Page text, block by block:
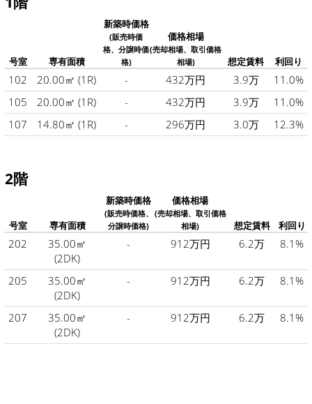
号室 専有面積
新築時価格
(販売時価
格、分譲時価
格)
価格相場
(売却相場、取引価格
相場)
想定賃料 利回り
102 20.00㎡ (1R) - 432万円 3.9万
11.0%
105
20.00㎡ (1R) - 432万円 3.9万
11.0%
107
14.80㎡ (1R) - 296万円 3.0万 12.3%
2階
号室 専有面積
新築時価格
(販売時価格、
分譲時価格)
価格相場
(売却相場、取引価格
相場)
想定賃料 利回り
202
35.00㎡
(2DK)
- 912万円 6.2万 8.1%
205
35.00㎡
(2DK)
- 912万円 6.2万 8.1%
207
35.00㎡
(2DK)
- 912万円 6.2万 8.1%